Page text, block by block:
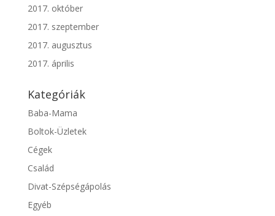
2017. október
2017. szeptember
2017. augusztus
2017. április
Kategóriák
Baba-Mama
Boltok-Üzletek
Cégek
Család
Divat-Szépségápolás
Egyéb